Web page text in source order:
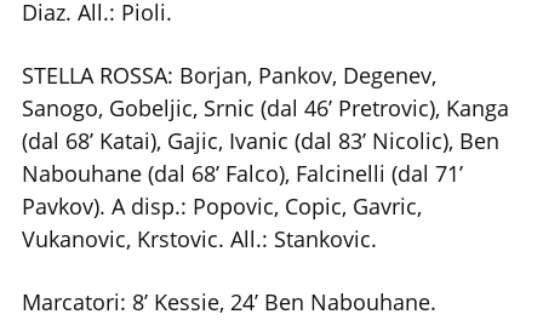
Diaz. All.: Pioli.
STELLA ROSSA: Borjan, Pankov, Degenev,
Sanogo, Gobeljic, Srnic (dal 46’ Pretrovic), Kanga
(dal 68’ Katai), Gajic, Ivanic (dal 83’ Nicolic), Ben
Nabouhane (dal 68’ Falco), Falcinelli (dal 71’
Pavkov). A disp.: Popovic, Copic, Gavric,
Vukanovic, Krstovic. All.: Stankovic.
Marcatori: 8’ Kessie, 24’ Ben Nabouhane.